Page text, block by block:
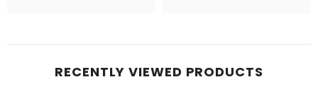
RECENTLY VIEWED PRODUCTS